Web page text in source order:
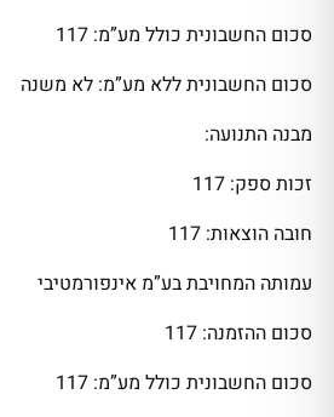
סכום החשבונית כולל מע”מ: 117
סכום החשבונית ללא מע”מ: לא משנה
מבנה התנועה:
זכות ספק: 117
חובה הוצאות: 117
עמותה המחויבת בע”מ אינפורמטיבי
סכום ההזמנה: 117
סכום החשבונית כולל מע”מ: 117